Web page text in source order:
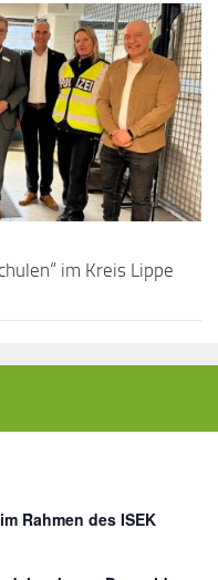
im Kreis Lippe
Rahmen des ISEK